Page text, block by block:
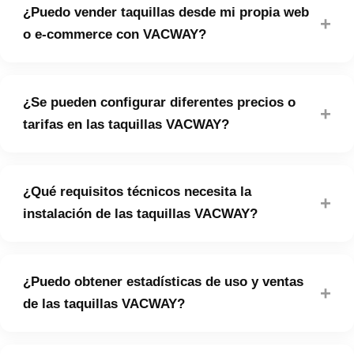
las ventas con cualquier sistema de gestión
empresarial, incluyendo SAP, NAVISION y otros ERP
¿Puedo vender taquillas desde mi propia web
o e-commerce con VACWAY?
+
de e-commerce del cliente mediante API para
gestionar ventas y reservas de taquillas directamente
¿Se pueden configurar diferentes precios o
tarifas en las taquillas VACWAY?
+
establecer precios diferenciados por tipo de usuario,
franja horaria o temporada, con total flexibilidad
¿Qué requisitos técnicos necesita la
instalación de las taquillas VACWAY?
+
solo requiere una toma de corriente estándar de 220V
y conexión a internet. No son necesarias obras ni
¿Puedo obtener estadísticas de uso y ventas
de las taquillas VACWAY?
+